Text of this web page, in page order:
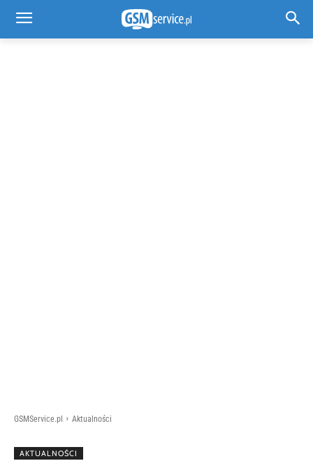
GSMService.pl Aktualności
AKTUALNOŚCI